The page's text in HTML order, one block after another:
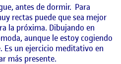
antes de dormir. Para
rectas puede que sea mejor
la próxima. Dibujando en
aunque le estoy cogiendo
Es un ejercicio meditativo en
más presente.